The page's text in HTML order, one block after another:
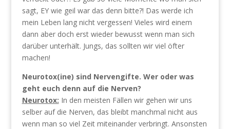
sagt, EY wie geil war das denn bitte?! Das werde ich
mein Leben lang nicht vergessen! Vieles wird einem
dann aber doch erst wieder bewusst wenn man sich
darüber unterhält. Jungs, das sollten wir viel öfter
machen!
Neurotox(ine) sind Nervengifte. Wer oder was
geht euch denn auf die Nerven?
Neurotox: In den meisten Fällen wir gehen wir uns
selber auf die Nerven, das bleibt manchmal nicht aus
wenn man so viel Zeit miteinander verbringt. Ansonsten